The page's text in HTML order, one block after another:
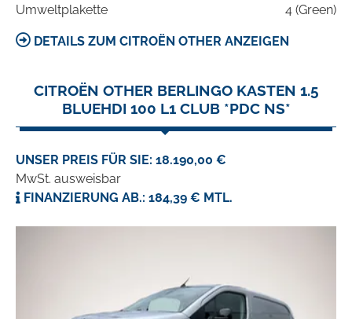
Umweltplakette
4 (Green)
DETAILS ZUM CITROËN OTHER ANZEIGEN
CITROËN OTHER BERLINGO KASTEN 1.5
BLUEHDI 100 L1 CLUB *PDC NS*
UNSER PREIS FÜR SIE: 18.190,00 €
MwSt. ausweisbar
FINANZIERUNG AB.: 184,39 € MTL.